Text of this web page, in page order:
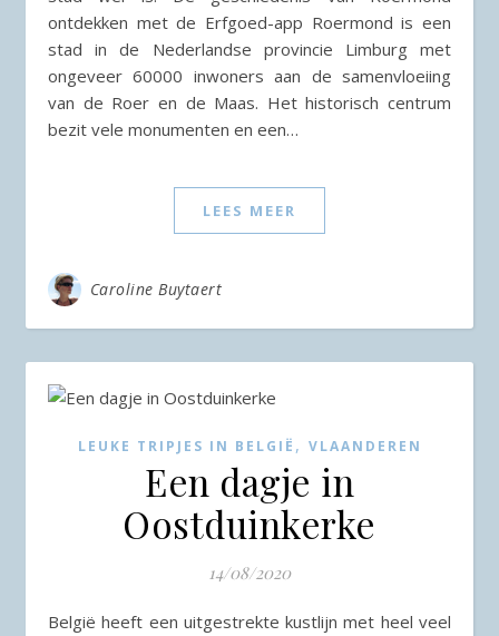
ontdekken met de Erfgoed-app Roermond is een
stad in de Nederlandse provincie Limburg met
ongeveer 60000 inwoners aan de samenvloeiing
van de Roer en de Maas. Het historisch centrum
bezit vele monumenten en een…
LEES MEER
Caroline Buytaert
LEUKE TRIPJES IN BELGIË , VLAANDEREN
Een dagje in
Oostduinkerke
14/08/2020
België heeft een uitgestrekte kustlijn met heel veel